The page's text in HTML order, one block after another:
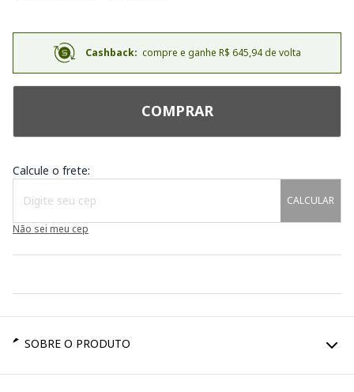
Cashback: compre e ganhe R$ 645,94 de volta
COMPRAR
Calcule o frete:
CALCULAR
Não sei meu cep
SOBRE O PRODUTO